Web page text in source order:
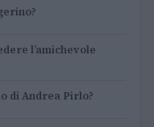
l’amichevole
di Andrea Pirlo?